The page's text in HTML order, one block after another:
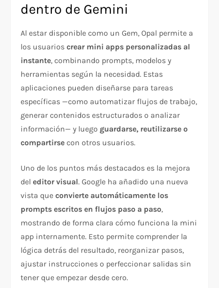
dentro de Gemini
Al estar disponible como un Gem, Opal permite a
los usuarioscrear mini apps personalizadas al
instante, combinando prompts, modelos y
herramientas según la necesidad. Estas
aplicaciones pueden diseñarse para tareas
específicas —como automatizar flujos de trabajo,
generar contenidos estructurados o analizar
información— y luego guardarse, reutilizarse o
compartirse con otros usuarios.
Uno de los puntos más destacados es la mejora
deleditor visual. Google ha añadido una nueva
vista queconvierte automáticamente los
prompts escritos en flujos paso a paso,
mostrando de forma clara cómo funciona la mini
app internamente. Esto permite comprender la
lógica detrás del resultado, reorganizar pasos,
ajustar instrucciones o perfeccionar salidas sin
tener que empezar desde cero.